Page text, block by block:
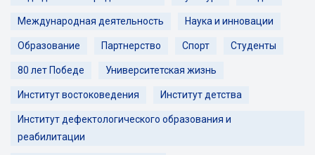
Международная деятельность Наука и инновации
Образование Партнерство Спорт Студенты
80 лет Победе Университетская жизнь
Институт востоковедения Институт детства
Институт дефектологического образования и
реабилитации